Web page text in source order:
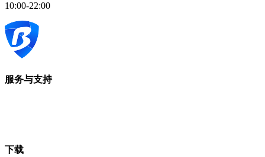
10:00-22:00
服务与支持
下载